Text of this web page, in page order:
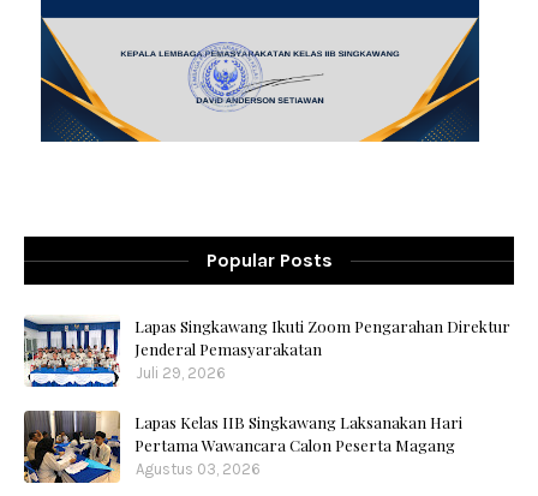
Popular Posts
Lapas Singkawang Ikuti Zoom Pengarahan Direktur
Jenderal Pemasyarakatan
Juli 29, 2026
Lapas Kelas IIB Singkawang Laksanakan Hari
Pertama Wawancara Calon Peserta Magang
Agustus 03, 2026